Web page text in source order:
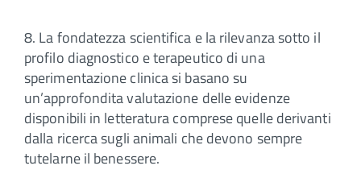
8. La fondatezza scientifica e la rilevanza sotto il
profilo diagnostico e terapeutico di una
sperimentazione clinica si basano su
un’approfondita valutazione delle evidenze
disponibili in letteratura comprese quelle derivanti
dalla ricerca sugli animali che devono sempre
tutelarne il benessere.